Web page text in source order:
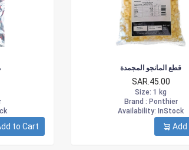
to Cart
قطع المانجو المجمدة
SAR.45.00
Size: 1 kg
Brand : Ponthier
Availability: InStock